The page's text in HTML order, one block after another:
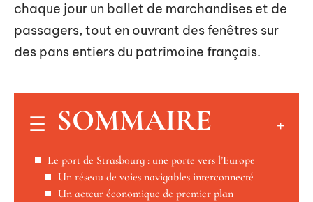
chaque jour un ballet de marchandises et de
passagers, tout en ouvrant des fenêtres sur
des pans entiers du patrimoine français.
SOMMAIRE
Le port de Strasbourg : une porte vers l’Europe
Un réseau de voies navigables interconnecté
Un acteur économique de premier plan